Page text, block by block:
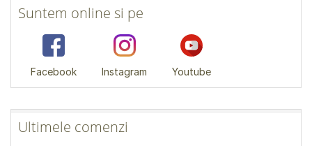
Suntem online si pe
Facebook Instagram Youtube
Ultimele comenzi